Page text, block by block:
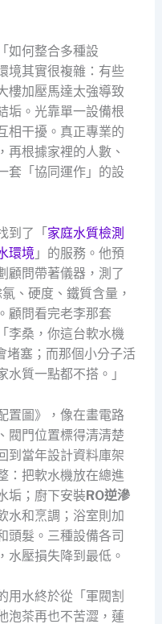
如何整合多種設
境其實很複雜：有些
樓加壓馬達太強導致
垢。光靠單一設備根
相干擾。真正專業的
，再根據家裡的人數、
套「協同運作」的設
到了「 家庭水質檢測
環境」的服務。他預
顧問帶著儀器，測了
、硬度、鐵質含量，
顧問看完老李那套
李桑，你這台軟水機
堵塞；而那個小分子活
質一點都不搭。」
置圖》，像在畫電路
閥門位置標得清清楚
到當年設計資料庫架
：把軟水機放在總進
垢；廚下安裝RO逆滲
水和烹調；浴室則加
頭髮。三種設備各司
水壓損失降到最低。
用水終於從「軍閥割
泡茶再也不苦澀，蓮